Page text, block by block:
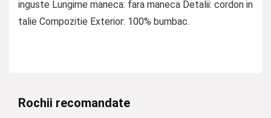
inguste Lungime maneca: fara maneca Detalii: cordon in
talie Compozitie Exterior: 100% bumbac.
Rochii recomandate